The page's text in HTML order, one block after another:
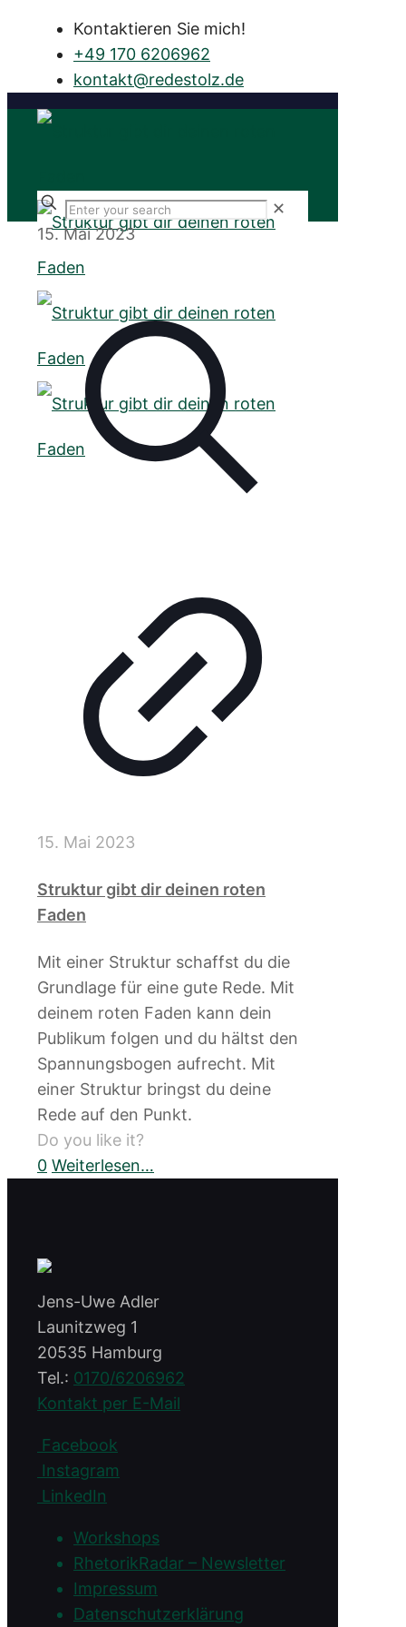
Kontaktieren Sie mich!
+49 170 6206962
ed.zl
otsed
er@tk
atnok
✕
15. Mai 2023
15. Mai 2023
Struktur gibt dir deinen roten
Faden
Mit einer Struktur schaffst du die
Grundlage für eine gute Rede. Mit
deinem roten Faden kann dein
Publikum folgen und du hältst den
Spannungsbogen aufrecht. Mit
einer Struktur bringst du deine
Rede auf den Punkt.
Do you like it?
0 Weiterlesen…
Jens-Uwe Adler
Launitzweg 1
20535 Hamburg
Tel.: 0170/6206962
Kontakt per E-Mail
Facebook
Instagram
LinkedIn
Workshops
RhetorikRadar – Newsletter
Impressum
Datenschutzerklärung